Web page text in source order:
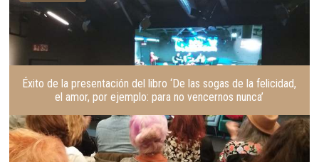
Éxito de la presentación del libro ‘De las sogas de la felicidad,
el amor, por ejemplo: para no vencernos nunca’